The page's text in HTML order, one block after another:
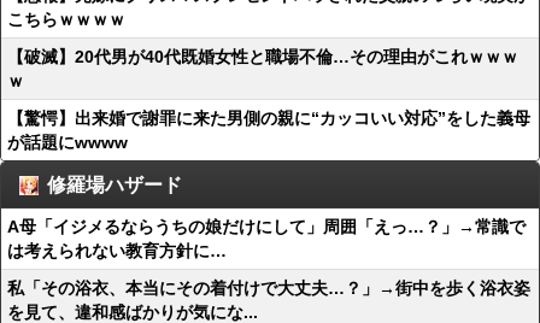
こちらｗｗｗｗ
【破滅】20代男が40代既婚女性と職場不倫…その理由がこれｗｗｗ
ｗ
【驚愕】出来婚で謝罪に来た男側の親に“カッコいい対応”をした義母
が話題にwwww
修羅場ハザード
A母「イジメるならうちの娘だけにして」周囲「えっ…？」→常識で
は考えられない教育方針に…
私「その浴衣、本当にその着付けで大丈夫…？」→街中を歩く浴衣姿
を見て、違和感ばかりが気にな...